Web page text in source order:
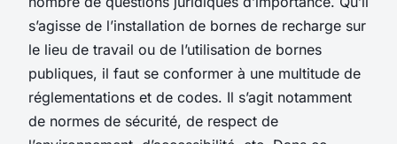
s’agisse de l’installation de bornes de recharge sur
le lieu de travail ou de l’utilisation de bornes
publiques, il faut se conformer à une multitude de
réglementations et de codes. Il s’agit notamment
de normes de sécurité, de respect de